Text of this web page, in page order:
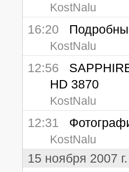
KostNalu
16:20
KostNalu
12:56
HD 3870
KostNalu
12:31
KostNalu
15 ноября 2007 г.